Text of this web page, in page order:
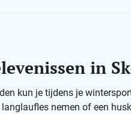
in
kun je tijdens je
nemen of een